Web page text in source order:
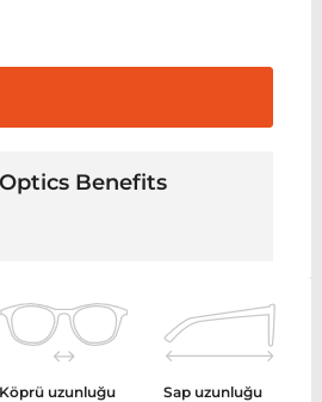
Benefits
Köprü uzunluğu
Sap uzunluğu